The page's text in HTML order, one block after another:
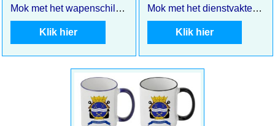
Mok Logistieke
School
Mok Technische
Dienst